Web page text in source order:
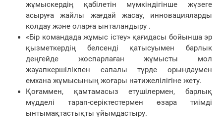
жұмыскердің қабілетін мүмкіндігінше жүзеге
асыруға жайлы жағдай жасау, инновацияларды
колдау және оларға ынталандыру .
«Бір командада жұмыс істеу» қағидасы бойынша эр
қызметкердің белсенді қатысуымен барлык
деңгейде жоспарлаған жұмысты мол
жауапкершілікпен сапалы түрде орындаумен
емхана жұмысының жоғары нәтижелілігіне жету.
Қоғаммен, қамтамасыз етушілермен, барлық
мүдделі тарап-серіктестермен өзара тиімді
ынтымақтастықты үйымдастыру.